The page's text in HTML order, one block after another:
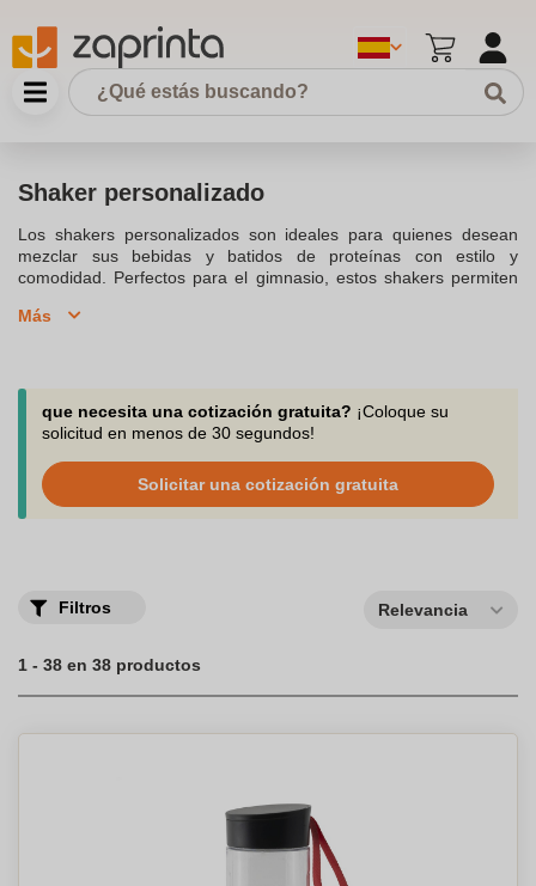
Shaker personalizado
Los shakers personalizados son ideales para quienes desean
mezclar sus bebidas y batidos de proteínas con estilo y
comodidad. Perfectos para el gimnasio, estos shakers permiten
en un accesorio promocional perfecto para marcas que buscan
duraderos y fáciles de limpiar. Además, están disponibles en
varios tamaños, desde 500 ml hasta 700 ml, para adaptarse a tus
necesidades. Ya sea para mezclar tu suplemento de proteínas o
excelente opción para promocionar tu marca o como un regalo
de empresa. ¡Haz tu pedido hoy y lleva tu branding al siguiente
nivel con un shaker personalizado!
Más
que necesita una cotización gratuita? ¡Coloque su
solicitud en menos de 30 segundos!
Solicitar una cotización gratuita
Filtros Relevancia
1 - 38 en 38 productos